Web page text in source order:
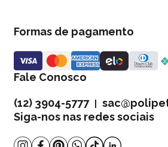
Formas de pagamento
Fale Conosco
(12) 3904-5777|
Siga-nos nas redes sociais